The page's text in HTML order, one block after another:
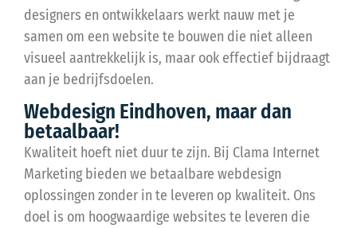
designers en ontwikkelaars werkt nauw met je
samen om een website te bouwen die niet alleen
visueel aantrekkelijk is, maar ook effectief bijdraagt
aan je bedrijfsdoelen.
Webdesign Eindhoven, maar dan
betaalbaar!
Kwaliteit hoeft niet duur te zijn. Bij Clama Internet
Marketing bieden we betaalbare webdesign
oplossingen zonder in te leveren op kwaliteit. Ons
doel is om hoogwaardige websites te leveren die